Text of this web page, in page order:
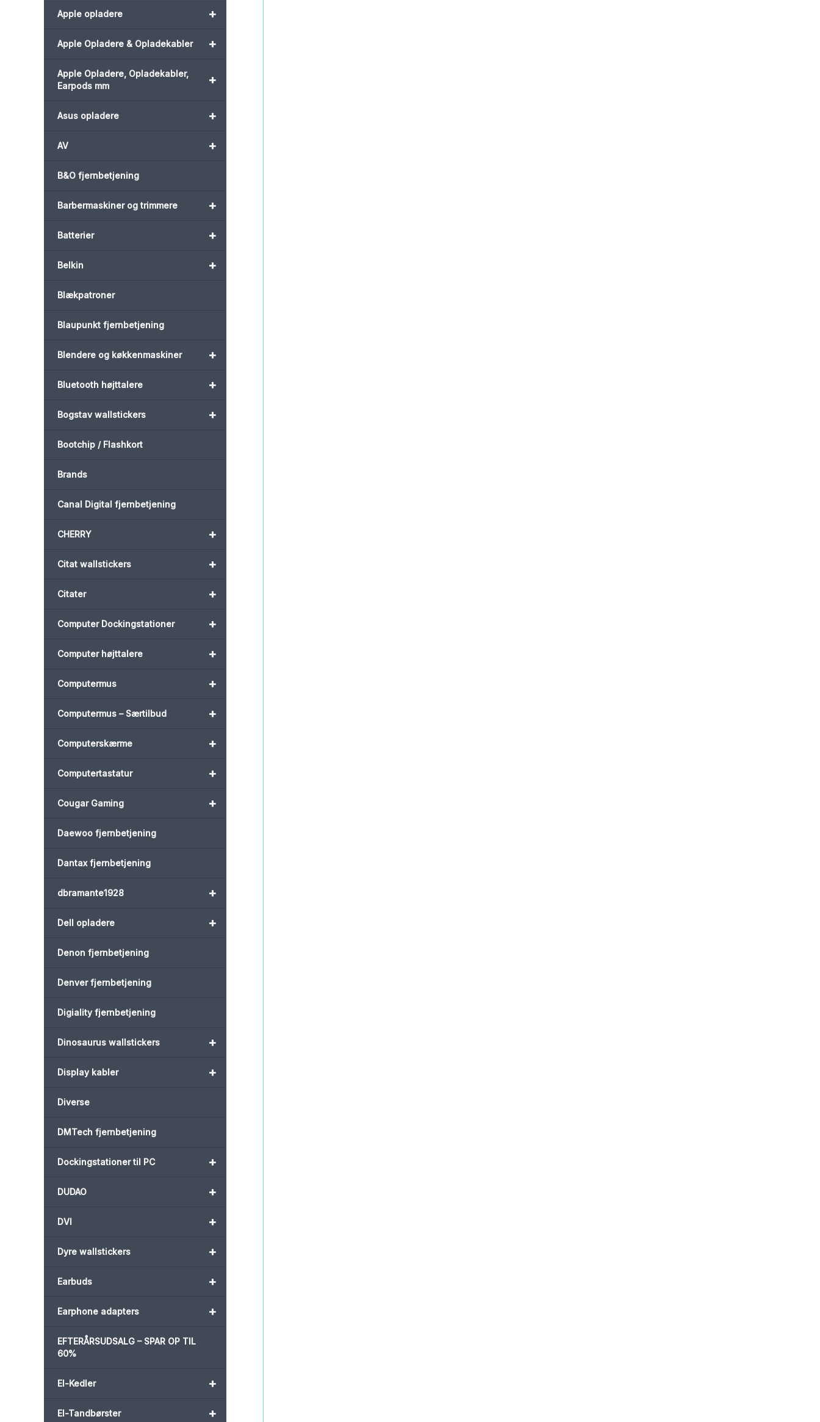
+
Apple opladere
+
Apple Opladere & Opladekabler
+
Apple Opladere, Opladekabler,
Earpods mm
+
Asus opladere
+
AV
B&O fjernbetjening
+
Barbermaskiner og trimmere
+
Batterier
+
Belkin
Blækpatroner
Blaupunkt fjernbetjening
+
Blendere og køkkenmaskiner
+
Bluetooth højttalere
+
Bogstav wallstickers
Bootchip / Flashkort
Brands
Canal Digital fjernbetjening
+
CHERRY
+
Citat wallstickers
+
Citater
+
Computer Dockingstationer
+
Computer højttalere
+
Computermus
+
Computermus – Særtilbud
+
Computerskærme
+
Computertastatur
+
Cougar Gaming
Daewoo fjernbetjening
Dantax fjernbetjening
+
dbramante1928
+
Dell opladere
Denon fjernbetjening
Denver fjernbetjening
Digiality fjernbetjening
+
Dinosaurus wallstickers
+
Display kabler
Diverse
DMTech fjernbetjening
+
Dockingstationer til PC
+
DUDAO
+
DVI
+
Dyre wallstickers
+
Earbuds
+
Earphone adapters
EFTERÅRSUDSALG – SPAR OP TIL
60%
+
El-Kedler
+
El-Tandbørster